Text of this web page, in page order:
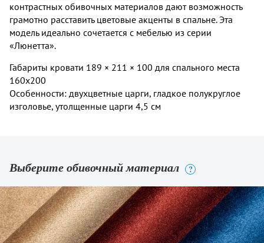
контрастных обивочных материалов дают возможность
грамотно расставить цветовые акценты в спальне. Эта
модель идеально сочетается с мебелью из серии
«Люнетта».
Габариты кровати 189 × 211 × 100 для спального места
160x200
Особенности: двухцветные царги, гладкое полукруглое
изголовье, утолщенные царги 4,5 см
Выберите обивочный материал ?